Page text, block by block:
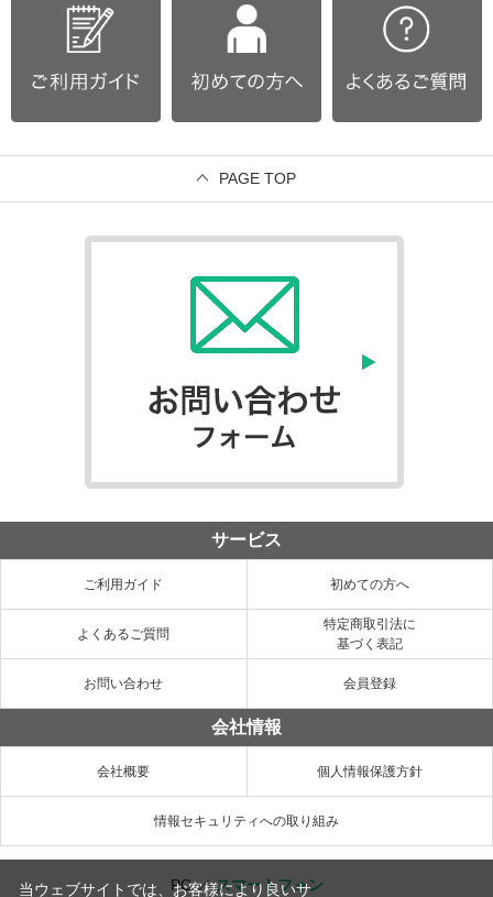
PAGE TOP
サービス
ご利用ガイド 初めての方へ
よくあるご質問
特定商取引法に
基づく表記
お問い合わせ 会員登録
会社情報
会社概要 個人情報保護方針
情報セキュリティへの取り組み
PC／スマートフォン
当ウェブサイトでは、お客様により良いサ